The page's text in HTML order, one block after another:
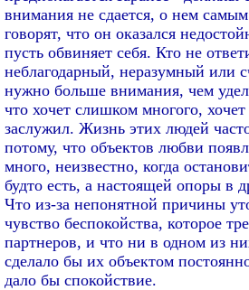
внимания не сдается, о нем
говорят, что он оказался
пусть обвиняет себя. Кто не
неблагодарный, неразумный или
нужно больше внимания, чем
что хочет слишком многого,
заслужил. Жизнь этих людей
потому, что объектов любви
много, неизвестно, когда
будто есть, а настоящей опоры в
Что из-за непонятной причины
чувство беспокойства, которое
партнеров, и что ни в одном из
сделало бы их объектом
дало бы спокойствие.